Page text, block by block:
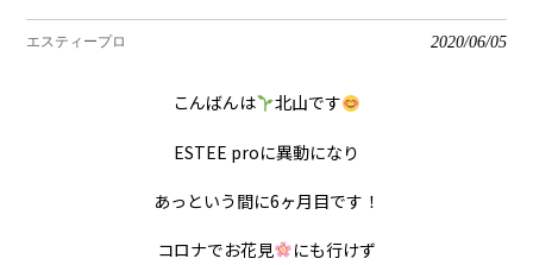
エスティープロ 2020/06/05
こんばんは 北山です
ESTEE proに異動になり
あっという間に6ヶ月目です！
コロナでお花見 にも行けず